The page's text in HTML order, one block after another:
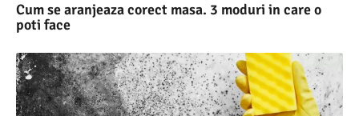
Cum se aranjeaza corect masa. 3 moduri in care o
poti face